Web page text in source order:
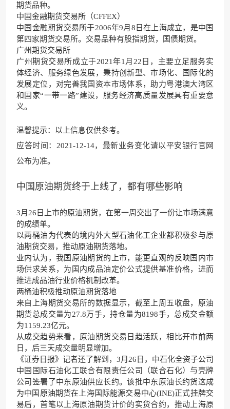
期货品种。
中国金融期货交易所（CFFEX）
中国金融期货交易所于2006年9月8日在上海成立，是中国
第四家期货交易所。交易品种有股指期货，国债期货。
广州期货交易所
广州期货交易所成立于2021年1月22日，主要立足服务实
体经济、服务绿色发展，秉持创新型、市场化、国际化的
发展定位，对完善我国资本市场体系，助力粤港澳大湾区
和国家“一带一路”建设，服务经济高质量发展具有重要意
义。
温馨提示：以上信息仅供参考。
应答时间：2021-12-14，最新业务变化请以平安银行官网
公布为准。
中国原油期货终于上线了，都有哪些影响
3月26日上市的原油期货，在第一周交出了一份让市场满意
的成绩单。
以两桶油为代表的境内外大型石油化工企业都积极参与原
油期货交易，推动原油期货落地。
业内认为，我国原油期货的上市，能更直观的反映国内市
场供求关系，为国内成品油定价公式提供基准价格，进而
推进成品油行业价格机制改革。
两桶油积极推动原油期货落地
来自上海期货交易所的数据显示，截至上周五收盘，原油
期货总成交量为27.8万手，持仓量为8198手，总成交金额
为1159.23亿元。
从成交趋势来看，原油期货交易日趋活跃，相比开市前两
日，后三天成交量明显增加。
《证券日报》记者还了解到，3月26日，中石化全资子公司
中国国际石油化工联合有限责任公司（联合石化）与壳牌
公司签署了中东原油供应长约。该批中东原油长约货这成
为中国原油期货在上海国际能源交易中心(INE)正式挂牌交
易后，首笔以上海原油期货计价的实货合约，推动上海原